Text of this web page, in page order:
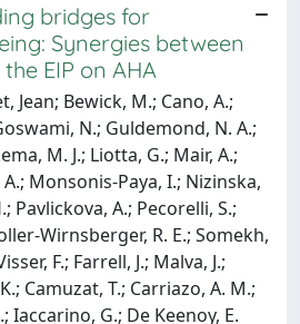
bridges for
Synergies between
EIP on AHA
Jean; Bewick, M.; Cano, A.;
N.; Guldemond, N. A.;
M. J.; Liotta, G.; Mair, A.;
Monsonis-Paya, I.; Nizinska,
Pavlickova, A.; Pecorelli, S.;
Wirnsberger, R. E.; Somekh,
F.; Farrell, J.; Malva, J.;
Camuzat, T.; Carriazo, A. M.;
Iaccarino, G.; De Keenoy, E.